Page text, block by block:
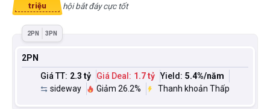
triệu
hội bắt đáy cực tốt
2PN 3PN
2PN
Giá TT: 2.3 tỷ Giá Deal: 1.7 tỷ Yield: 5.4%/năm
sideway
Giảm 26.2% Thanh khoản Thấp